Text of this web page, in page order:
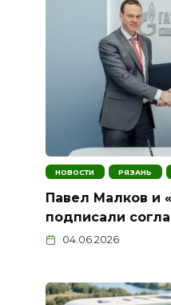
НОВОСТИ РЯЗАНЬ
Павел Малков и
подписали
04.06.2026